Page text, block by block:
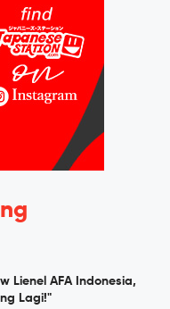
Lienel AFA Indonesia,
Lagi!"